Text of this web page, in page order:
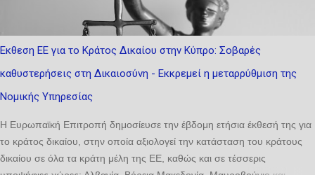
την επιφύλαξη ειδικότερων ρυθμίσεων στους παρόντες Κανονισμούς, ο
Διαδικαστικός Κανονισμός του Ανωτάτου Συνταγματικού Δικαστηρίου
2023 και οι περί της Λειτουργίας του Διοικητικού Δικαστηρίου
Διαδικαστικοί Κανονισμοί του 2015, τυγχάνουν εφαρμογής τηρουμένων
των αναλογιών σε όλες τις προσφυγές, σ...
Εκθεση ΕΕ για το Κράτος Δικαίου στην Κύπρο: Σοβαρές
καθυστερήσεις στη Δικαιοσύνη - Εκκρεμεί η μεταρρύθμιση της
Νομικής Υπηρεσίας
Η Ευρωπαϊκή Επιτροπή δημοσίευσε την έβδομη ετήσια έκθεσή της για
το κράτος δικαίου, στην οποία αξιολογεί την κατάσταση του κράτους
δικαίου σε όλα τα κράτη μέλη της ΕΕ, καθώς και σε τέσσερις